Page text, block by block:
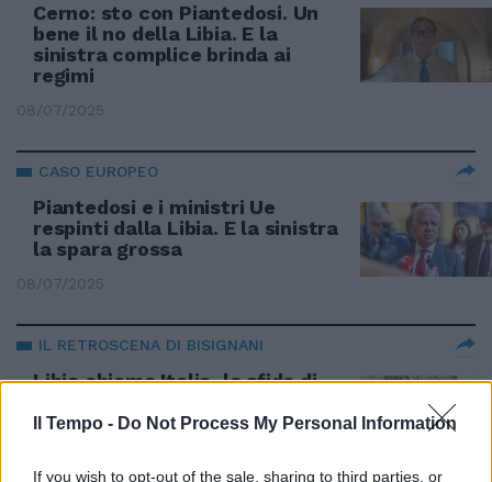
Il Tempo - Do Not Process My Personal Information
If you wish to opt-out of the sale, sharing to third parties, or
Cerno: sto con Piantedosi. Un
bene il no della Libia. E la
sinistra complice brinda ai
regimi
08/07/2025
CASO EUROPEO
Piantedosi e i ministri Ue
respinti dalla Libia. E la sinistra
la spara grossa
08/07/2025
IL RETROSCENA DI BISIGNANI
Libia chiama Italia, la sfida di
collasso: il ril futuro del
08/06/2025